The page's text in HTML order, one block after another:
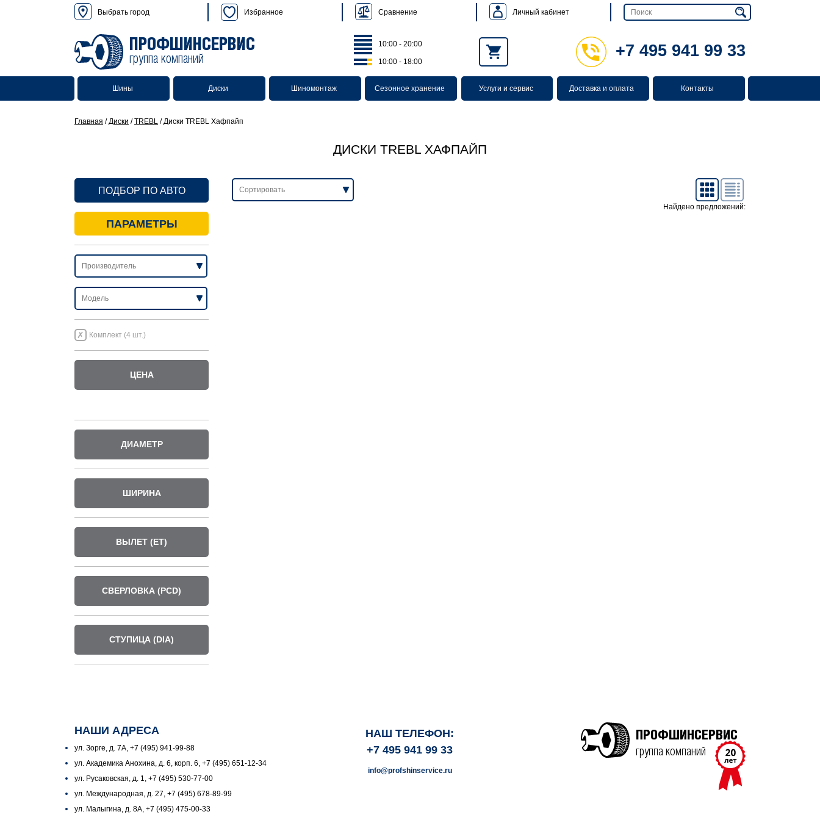
Выбрать город Избранное Сравнение Личный кабинет
ПРОФШИНСЕРВИС
группа компаний
10:00 - 20:00
10:00 - 18:00
+7 495 941 99 33
Шины Диски Шиномонтаж Сезонное хранение Услуги и сервис Доставка и оплата Контакты
Главная /Диски /TREBL /Диски TREBL Хафпайп
ДИСКИ TREBL ХАФПАЙП
ПОДБОР ПО АВТО
ПАРАМЕТРЫ
Комплект (4 шт.)
ЦЕНА
ДИАМЕТР
ШИРИНА
ВЫЛЕТ (ET)
СВЕРЛОВКА (PCD)
СТУПИЦА (DIA)
Найдено предложений:
НАШИ АДРЕСА
ул. Зорге, д. 7А, +7 (495) 941-99-88
ул. Академика Анохина, д. 6, корп. 6, +7 (495) 651-12-34
ул. Русаковская, д. 1, +7 (495) 530-77-00
ул. Международная, д. 27, +7 (495) 678-89-99
ул. Малыгина, д. 8А, +7 (495) 475-00-33
НАШ ТЕЛЕФОН:
+7 495 941 99 33
info@profshinservice.ru
ПРОФШИНСЕРВИС
группа компаний